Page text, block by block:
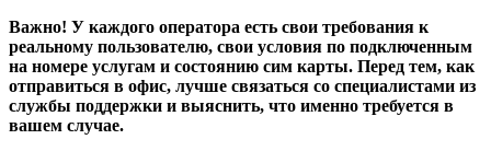
Важно! У каждого оператора есть свои требования к
реальному пользователю, свои условия по подключенным
на номере услугам и состоянию сим карты. Перед тем, как
отправиться в офис, лучше связаться со специалистами из
службы поддержки и выяснить, что именно требуется в
вашем случае.